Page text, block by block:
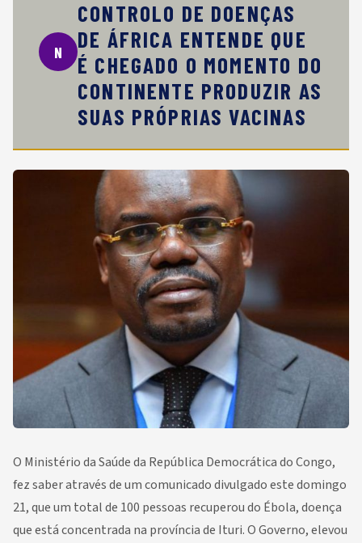
N
CONTROLO DE DOENÇAS
DE ÁFRICA ENTENDE QUE
É CHEGADO O MOMENTO DO
CONTINENTE PRODUZIR AS
SUAS PRÓPRIAS VACINAS
O Ministério da Saúde da República Democrática do Congo,
fez saber através de um comunicado divulgado este domingo
21, que um total de 100 pessoas recuperou do Ébola, doença
que está concentrada na província de Ituri. O Governo, elevou